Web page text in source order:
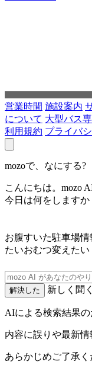
営業時間 施設案内
について 大型バス
利用規約 プライバ
mozoで、なにする?
こんにちは。mozo
今日は何をします
お腹すいた駐車場情
たいおむつ変えたい
解決した 新しく聞く
AIによる検索結果の
内容に誤りや最新情
あらかじめご了承く